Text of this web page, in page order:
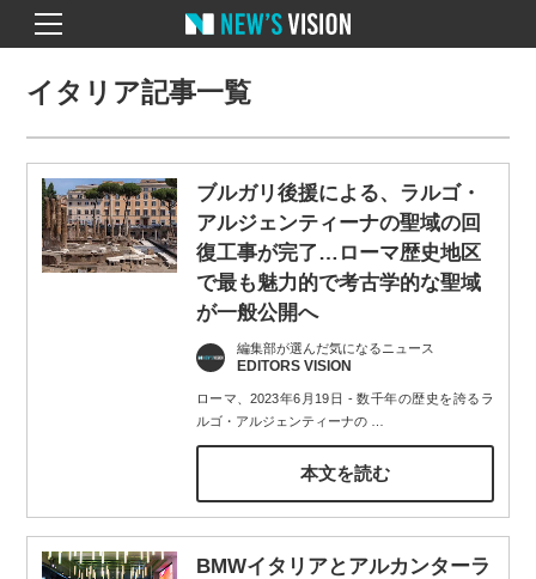
イタリア記事一覧
ブルガリ後援による、ラルゴ・
アルジェンティーナの聖域の回
復工事が完了…ローマ歴史地区
で最も魅力的で考古学的な聖域
が一般公開へ
編集部が選んだ気になるニュース
EDITORS VISION
ローマ、2023年6月19日 - 数千年の歴史を誇るラ
ルゴ・アルジェンティーナの…
本文を読む
BMWイタリアとアルカンターラ